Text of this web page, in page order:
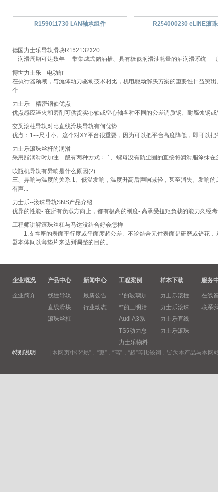
R159011730 LAN轴承组件 R254000230 eLINE滚
德国力士乐导轨滑块R162132320
—润滑周期可达数年 —带集成式储油槽、具有极低润滑油耗量的油润滑系统- —
博世力士乐-- 电动缸
在执行器领域，与流体动力驱动技术相比，机电驱动解决方案的重要性日益突
个...
力士乐—精密钢轴优点
优点感应淬火和磨削可供货实心轴或空心轴各种不同的公差调质钢、耐腐蚀钢
交叉滚柱导轨对比直线滑块导轨有何优势
优点：1---尺寸小。这个对XY平台很重要，因为可以把平台高度降低，即可以
力士乐滚珠丝杆的润滑
采用脂润滑时加注一般有两种方式： 1、螺母没有防尘圈的直接将润滑脂涂抹
吹瓶机导轨有异响是什么原因(2)
三、异响与温度的关系 1、低温发响，温度升高后声响减轻，甚至消失。发响
有声...
力士乐--滚珠导轨SNS产品介绍
优异的性能- 在所有负载方向上，都有极高的刚度- 高承受扭矩负载的能力久经
工程师讲解滚珠丝杠与马达没结合好会怎样
1,支撑座的表面平行度或平面度超公差。不论结合元件表面是研磨或铲花，
器本体间以薄垫片来达到调整的目的。...
企业概况
企业简介
产品中心
线性导轨
直线滑块
滚珠丝杠
新闻中心
最新公告
行业动态
工程案例
**的玻璃加
**的三明治
Audi A3系
TS5动力总
力士乐物料
样本下载
力士乐滚柱
力士乐滚珠
力士乐直线
力士乐滚珠
服务
在线
联系
特别说明 本网页中带“最”，“更”，“高”，“超”等比较词，皆为本产品与本网